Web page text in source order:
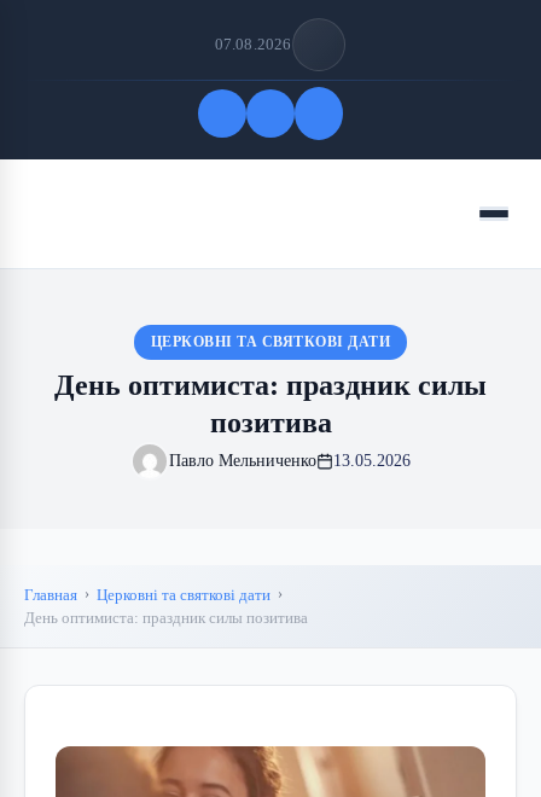
07.08.2026
Меню
ЦЕРКОВНІ ТА СВЯТКОВІ ДАТИ
День оптимиста: праздник силы
позитива
Павло Мельниченко 13.05.2026
Главная
Церковні та святкові дати
День оптимиста: праздник силы позитива